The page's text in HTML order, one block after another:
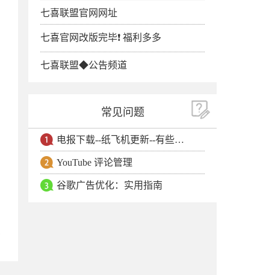
七喜联盟官网网址
七喜官网改版完毕❗️ 福利多多
七喜联盟◆公告频道
常见问题
电报下载--纸飞机更新--有些用户安卓手机无法更新电报软件
YouTube 评论管理
谷歌广告优化：实用指南